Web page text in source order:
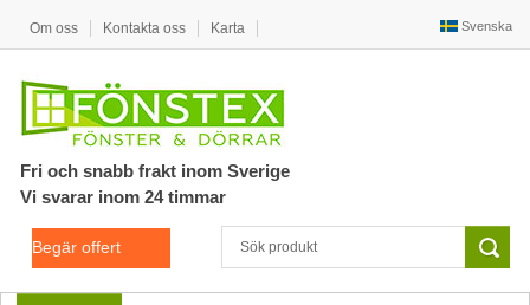
Om oss Kontakta oss Karta Svenska
Fri och snabb frakt inom Sverige
Vi svarar inom 24 timmar
Begär offert